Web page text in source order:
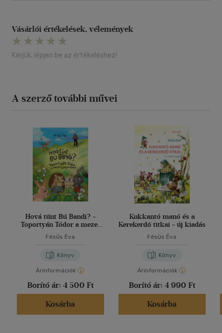
Vásárlói értékelések, vélemények
Kérjük, lépjen be az értékeléshez!
A szerző további művei
Hová tűnt Bú Bandi? -
Toportyán Tódor a mezei
könyvnapon
Fésűs Éva
Könyv
Árinformációk
Borító ár: 4 500 Ft
Kosárba
Kukkantó manó és a
Kerekerdő titkai - új kiadás
Fésűs Éva
Könyv
Árinformációk
Borító ár: 4 990 Ft
Kosárba